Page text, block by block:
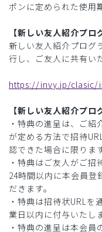
ポンに定められた使用
【新しい友人紹介プロ
新しい友人紹介プログ
行し、ご友人に共有い
https://invy.jp/clasic/
【新しい友人紹介プロ
・特典の進呈は、ご紹
が定める方法で招待
認できた場合に限ります
・特典はご友人がご招
24時間以内に本会員登
だきます。
・特典は招待状URLを
業日以内に付与いたし
・特典の進呈は本会員